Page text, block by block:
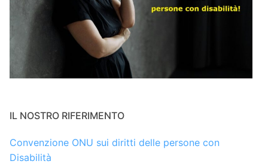
IL NOSTRO RIFERIMENTO
Convenzione ONU sui diritti delle persone con
Disabilità